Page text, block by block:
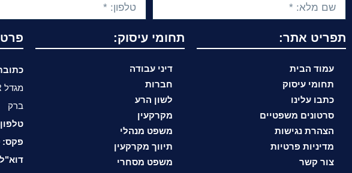
תפריט אתר:
עמוד הבית
תחומי עיסוק
כתבו עלינו
סרטונים משפטיים
הצהרת נגישות
מדיניות פרטיות
צור קשר
תחומי עיסוק:
דיני עבודה
חברות
לשון הרע
מקרקעין
משפט מנהלי
תיווך מקרקעין
משפט מסחרי
ברק
פקס: